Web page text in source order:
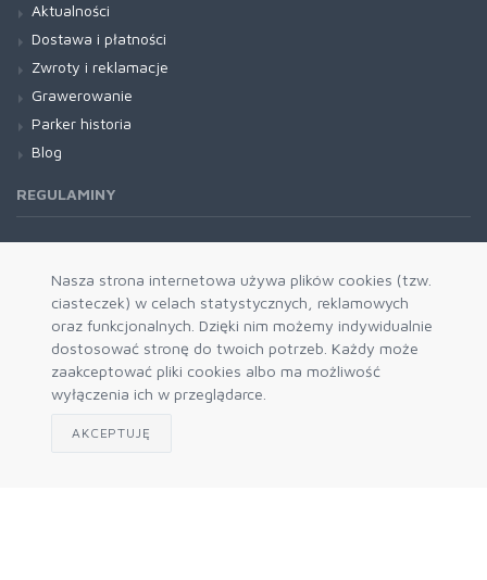
Nasza strona internetowa używa plików cookies (tzw.
ciasteczek) w celach statystycznych, reklamowych
oraz funkcjonalnych. Dzięki nim możemy indywidualnie
dostosować stronę do twoich potrzeb. Każdy może
zaakceptować pliki cookies albo ma możliwość
wyłączenia ich w przeglądarce.
AKCEPTUJĘ
Aktualności
Dostawa i płatności
Zwroty i reklamacje
Grawerowanie
Parker historia
Blog
REGULAMINY